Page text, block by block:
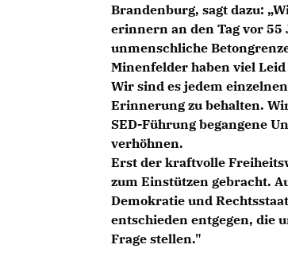
Brandenburg, sagt dazu:
erinnern an den Tag vor 55
unmenschliche
Minenfelder haben viel
Wir sind es jedem
Erinnerung zu behalten.
SED-Führung begangene
verhöhnen.
Erst der kraftvolle
zum Einstützen gebracht.
Demokratie und
entschieden entgegen, die
Frage stellen."